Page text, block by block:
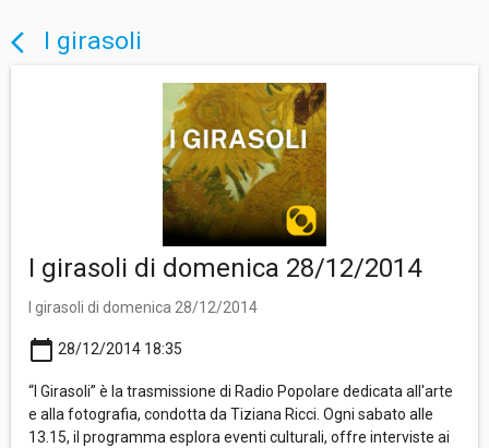
arrow_back_ios I girasoli
I girasoli di domenica 28/12/2014
I girasoli di domenica 28/12/2014
calendar_today 28/12/2014 18:35
“I Girasoli” è la trasmissione di Radio Popolare dedicata all'arte
e alla fotografia, condotta da Tiziana Ricci. Ogni sabato alle
13.15, il programma esplora eventi culturali, offre interviste ai